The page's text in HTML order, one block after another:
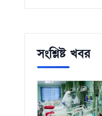
সংশ্লিষ্ট খবর